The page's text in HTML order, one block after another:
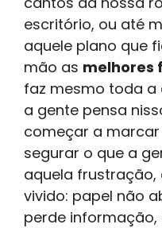
escritório, ou até
aquele plano que
mão as melhores
faz mesmo toda a
a gente pensa
começar a
segurar o que a
aquela frustração,
vivido: papel não
perde